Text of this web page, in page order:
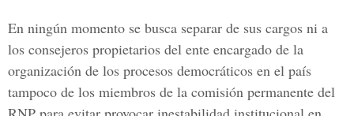
En ningún momento se busca separar de sus cargos ni a
los consejeros propietarios del ente encargado de la
organización de los procesos democráticos en el país
tampoco de los miembros de la comisión permanente del